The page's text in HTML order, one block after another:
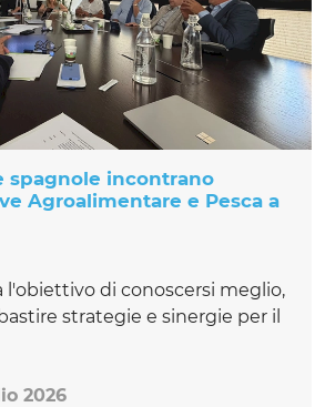
spagnole incontrano
Agroalimentare e Pesca a
l'obiettivo di conoscersi meglio,
strategie e sinergie per il
2026